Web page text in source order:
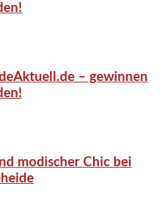
– gewinnen
modischer Chic bei